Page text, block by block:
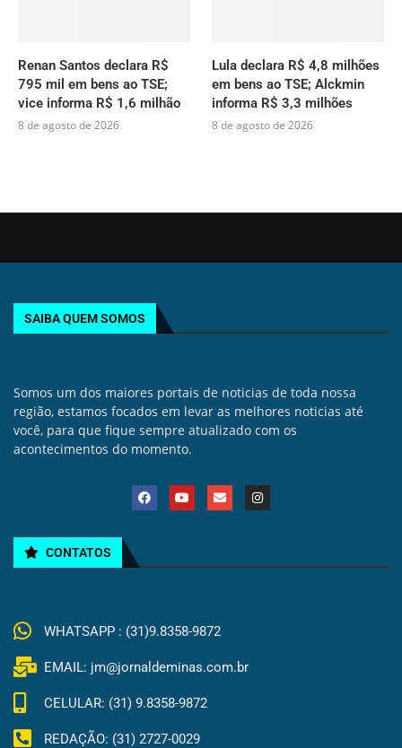
Renan Santos declara R$
795 mil em bens ao TSE;
vice informa R$ 1,6 milhão
8 de agosto de 2026
Lula declara R$ 4,8 milhões
em bens ao TSE; Alckmin
informa R$ 3,3 milhões
8 de agosto de 2026
SAIBA QUEM SOMOS
Somos um dos maiores portais de noticias de toda nossa
região, estamos focados em levar as melhores noticias até
você, para que fique sempre atualizado com os
acontecimentos do momento.
CONTATOS
WHATSAPP : (31)9.8358-9872
EMAIL: jm@jornaldeminas.com.br
CELULAR: (31) 9.8358-9872
REDAÇÃO: (31) 2727-0029